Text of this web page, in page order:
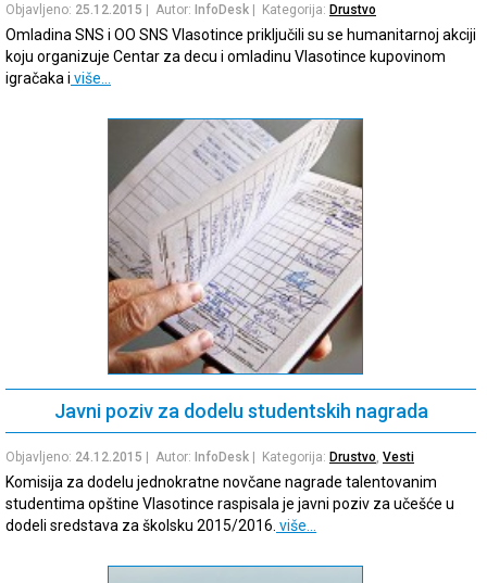
Objavljeno: 25.12.2015 | Autor: InfoDesk | Kategorija: Drustvo
Omladina SNS i OO SNS Vlasotince priključili su se humanitarnoj akciji
koju organizuje Centar za decu i omladinu Vlasotince kupovinom
igračaka i više…
Javni poziv za dodelu studentskih nagrada
Objavljeno: 24.12.2015 | Autor: InfoDesk | Kategorija: Drustvo Vesti
Komisija za dodelu jednokratne novčane nagrade talentovanim
studentima opštine Vlasotince raspisala je javni poziv za učešće u
dodeli sredstava za školsku 2015/2016. više…